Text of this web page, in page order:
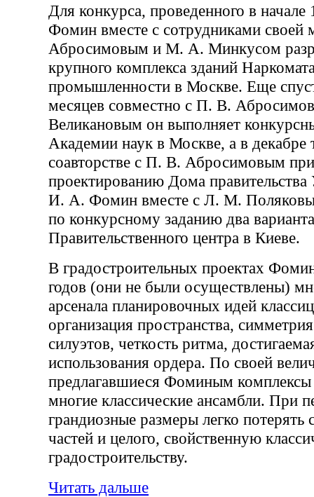
Для конкурса, проведенного в
Фомин вместе с сотрудниками своей
Абросимовым и М. А. Минкусом
крупного комплекса зданий
промышленности в Москве. Еще
месяцев совместно с П. В.
Великановым он выполняет
Академии наук в Москве, а в декабре
соавторстве с П. В. Абросимовым
проектированию Дома
И. А. Фомин вместе с Л. М.
по конкурсному заданию два
Правительственного центра в Киеве.
В градостроительных проектах
годов (они не были осуществлены)
арсенала планировочных идей
организация пространства,
силуэтов, четкость ритма,
использования ордера. По своей
предлагавшиеся Фоминым комплексы
многие классические ансамбли. При
грандиозные размеры легко потерять
частей и целого, свойственную
градостроительству.
Читать дальше